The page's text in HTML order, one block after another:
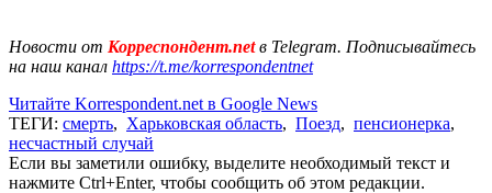
Новости от Корреспондент.netв Telegram. Подписывайтесь
на наш канал https://t.me/korrespondentnet
Читайте Korrespondent.net в Google News
ТЕГИ: смерть, Харьковская область, Поезд, пенсионерка,
несчастный случай
Если вы заметили ошибку, выделите необходимый текст и
нажмите Ctrl+Enter, чтобы сообщить об этом редакции.